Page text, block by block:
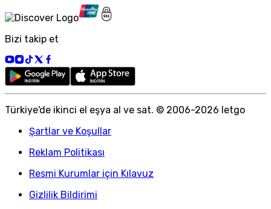
Bizi takip et
Türkiye'de ikinci el eşya al ve sat. © 2006-2026 letgo
Şartlar ve Koşullar
Reklam Politikası
Resmi Kurumlar için Kılavuz
Gizlilik Bildirimi